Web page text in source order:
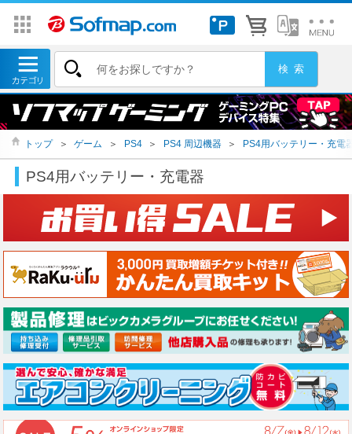
トップ ＞ ゲーム ＞ PS4 ＞ PS4 周辺機器 ＞ PS4用バッテリー・充電
PS4用バッテリー・充電器